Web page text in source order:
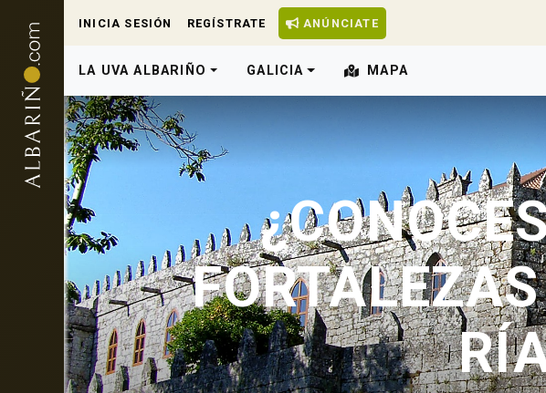
INICIA SESIÓN REGÍSTRATE ANÚNCIATE
LA UVA ALBARIÑO GALICIA MAPA